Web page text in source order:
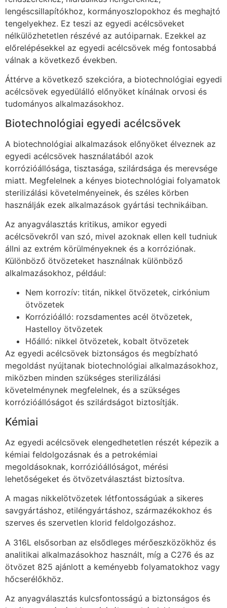
lengéscsillapítókhoz, kormányoszlopokhoz és meghajtó
tengelyekhez. Ez teszi az egyedi acélcsöveket
nélkülözhetetlen részévé az autóiparnak. Ezekkel az
előrelépésekkel az egyedi acélcsövek még fontosabbá
válnak a következő években.
Áttérve a következő szekcióra, a biotechnológiai egyedi
acélcsövek egyedülálló előnyöket kínálnak orvosi és
tudományos alkalmazásokhoz.
Biotechnológiai egyedi acélcsövek
A biotechnológiai alkalmazások előnyöket élveznek az
egyedi acélcsövek használatából azok
korrózióállósága, tisztasága, szilárdsága és merevsége
miatt. Megfelelnek a kényes biotechnológiai folyamatok
sterilizálási követelményeinek, és széles körben
használják ezek alkalmazások gyártási technikáiban.
Az anyagválasztás kritikus, amikor egyedi
acélcsövekről van szó, mivel azoknak ellen kell tudniuk
állni az extrém körülményeknek és a korróziónak.
Különböző ötvözeteket használnak különböző
alkalmazásokhoz, például:
Nem korrozív: titán, nikkel ötvözetek, cirkónium
ötvözetek
Korrózióálló: rozsdamentes acél ötvözetek,
Hastelloy ötvözetek
Hőálló: nikkel ötvözetek, kobalt ötvözetek
Az egyedi acélcsövek biztonságos és megbízható
megoldást nyújtanak biotechnológiai alkalmazásokhoz,
miközben minden szükséges sterilizálási
követelménynek megfelelnek, és a szükséges
korrózióállóságot és szilárdságot biztosítják.
Kémiai
Az egyedi acélcsövek elengedhetetlen részét képezik a
kémiai feldolgozásnak és a petrokémiai
megoldásoknak, korrózióállóságot, mérési
lehetőségeket és ötvözetválasztást biztosítva.
A magas nikkelötvözetek létfontosságúak a sikeres
savgyártáshoz, etiléngyártáshoz, származékokhoz és
szerves és szervetlen klorid feldolgozáshoz.
A 316L elsősorban az elsődleges mérőeszközökhöz és
analitikai alkalmazásokhoz használt, míg a C276 és az
ötvözet 825 ajánlott a keményebb folyamatokhoz vagy
hőcserélőkhöz.
Az anyagválasztás kulcsfontosságú a biztonságos és